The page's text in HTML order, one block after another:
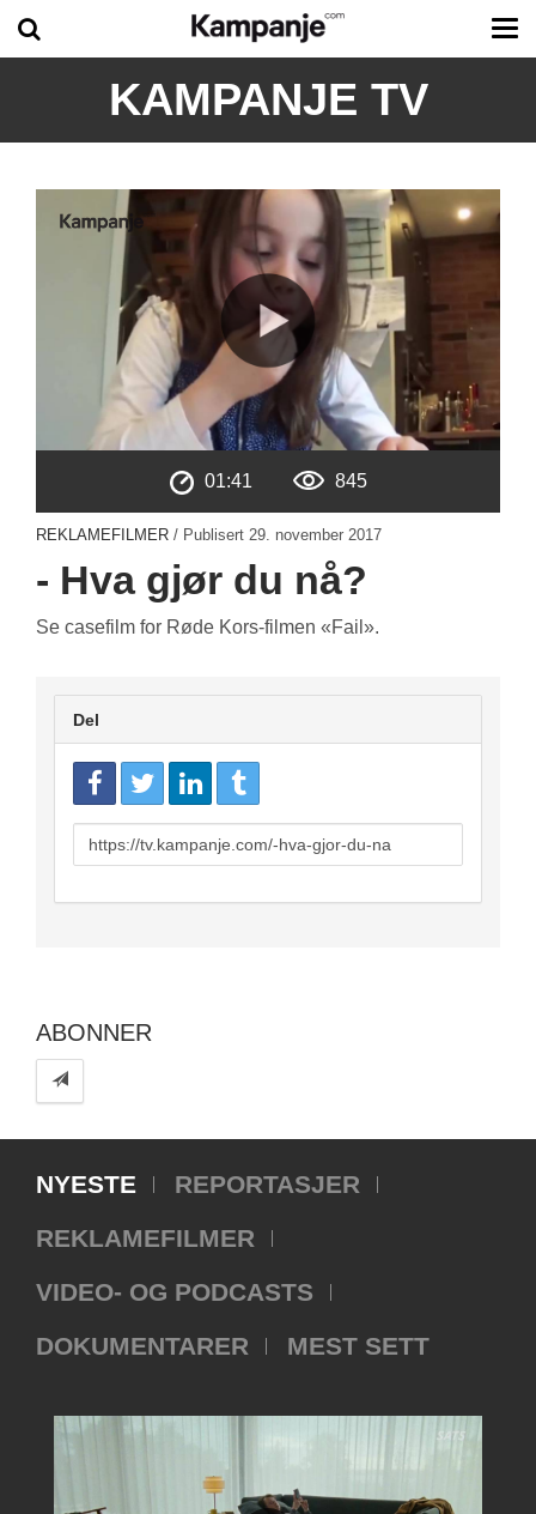
KAMPANJE TV
01:41 845
REKLAMEFILMER / Publisert 29. november 2017
- Hva gjør du nå?
Se casefilm for Røde Kors-filmen «Fail».
Del
URL
to
ABONNER
NYESTE
REPORTASJER
REKLAMEFILMER
VIDEO- OG PODCASTS
DOKUMENTARER
MEST SETT